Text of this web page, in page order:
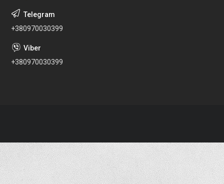
+380970030399
+380970030399